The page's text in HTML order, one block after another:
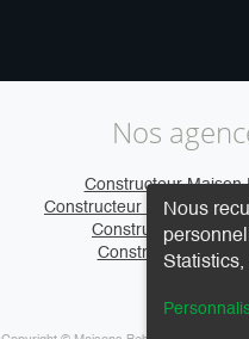
Nos
Constructeur Maison
Constructeur Maison
Constructeur
Constructeur
Nous
Statistics,